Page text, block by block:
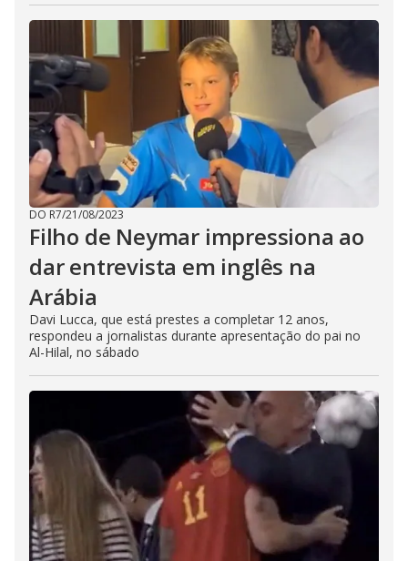
DO R7/21/08/2023
Filho de Neymar impressiona ao
dar entrevista em inglês na
Arábia
Davi Lucca, que está prestes a completar 12 anos,
respondeu a jornalistas durante apresentação do pai no
Al-Hilal, no sábado